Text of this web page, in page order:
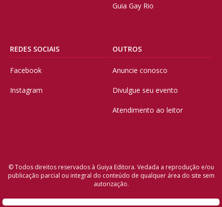
Guia Gay Rio
REDES SOCIAIS
Facebook
Instagram
OUTROS
Anuncie conosco
Divulgue seu evento
Atendimento ao leitor
© Todos direitos reservados à Guiya Editora. Vedada a reprodução e/ou
publicação parcial ou integral do conteúdo de qualquer área do site sem
autorização.